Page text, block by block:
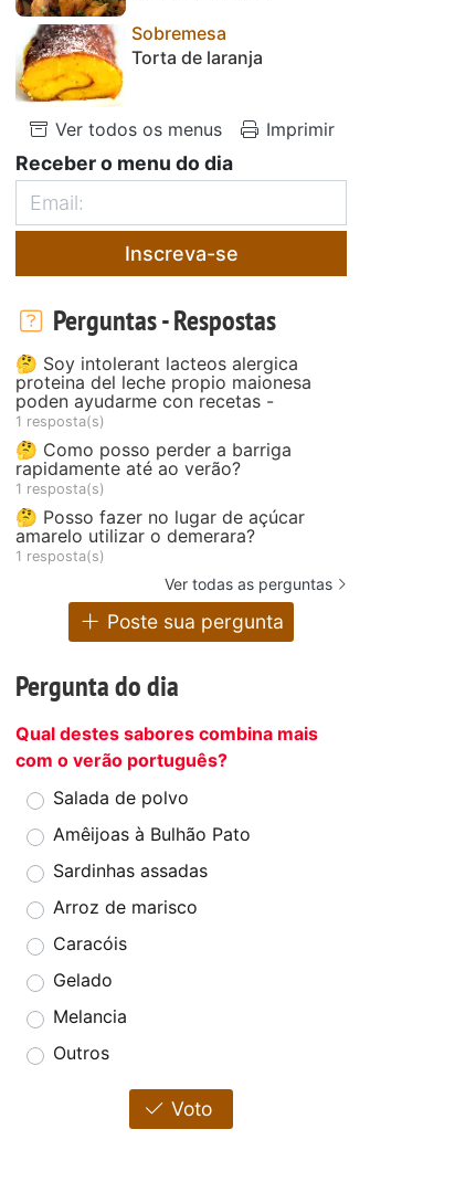
Sobremesa
Torta de laranja
Ver todos os menus Imprimir
Receber o menu do dia
Inscreva-se
Perguntas - Respostas
🤔 Soy intolerant lacteos alergica
proteina del leche propio maionesa
poden ayudarme con recetas -
1 resposta(s)
🤔 Como posso perder a barriga
rapidamente até ao verão?
1 resposta(s)
🤔 Posso fazer no lugar de açúcar
amarelo utilizar o demerara?
1 resposta(s)
Ver todas as perguntas
Poste sua pergunta
Pergunta do dia
Qual destes sabores combina mais
com o verão português?
Salada de polvo
Amêijoas à Bulhão Pato
Sardinhas assadas
Arroz de marisco
Caracóis
Gelado
Melancia
Outros
Voto